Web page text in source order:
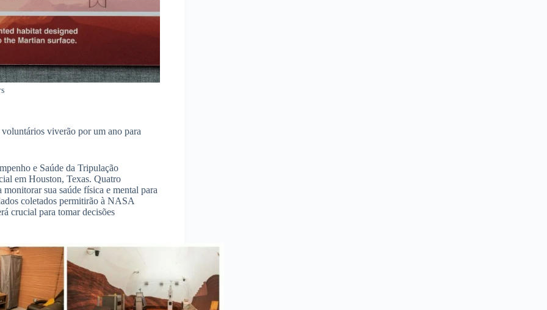
viverão por um ano para
e Saúde da Tripulação
em Houston, Texas. Quatro
sua saúde física e mental para
coletados permitirão à NASA
crucial para tomar decisões